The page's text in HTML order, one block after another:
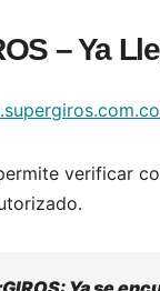
– Ya
verificar